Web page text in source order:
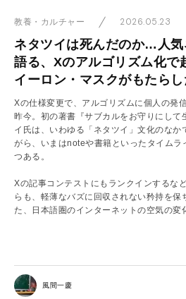
教養・カルチャー 2026.05.23
ネタツイは死んだのか…人
語る、Xのアルゴリズム化で
イーロン・マスクがもたらし
Xの仕様変更で、アルゴリズムに個人の発
昨今。初の著書『サブカルをお守りにして
イ氏は、いわゆる「ネタツイ」文化のなか
がら、いまはnoteや書籍といったタイムラ
つある。
Xの記事コンテストにもランクインするな
らも、軽薄なバズに回収されない矜持を
た、日本語圏のインターネットの空気の変
風間一慶